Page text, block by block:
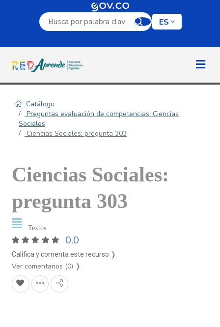
Campo de búsqueda por palabra clave
ES
Catálogo
Preguntas evaluación de competencias: Ciencias
Sociales
Ciencias Sociales: pregunta 303
Ciencias Sociales:
pregunta 303
Textos
0,0
Califica y comenta este recurso ❭
Ver comentarios (0) ❭